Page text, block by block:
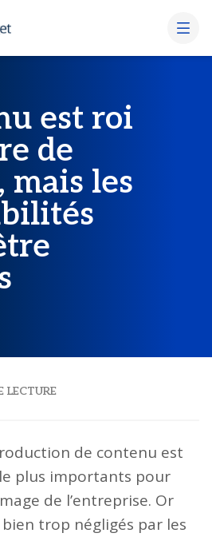
est roi
de
mais les
LECTURE
de contenu est
plus importants pour
de l’entreprise. Or
trop négligés par les